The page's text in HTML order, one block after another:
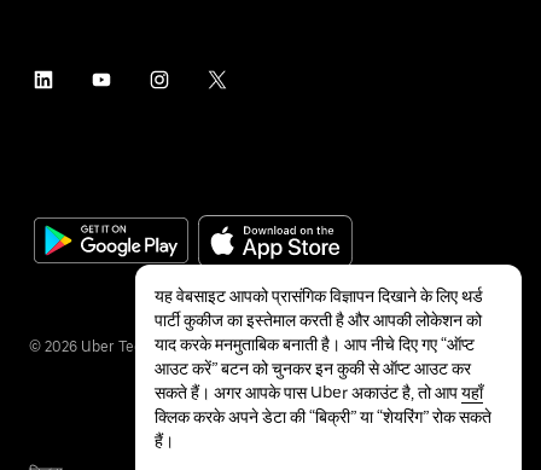
© 2026 Uber Technologies Inc.
यह वेबसाइट आपको प्रासंगिक विज्ञापन दिखाने के लिए थर्ड
पार्टी कुकीज का इस्तेमाल करती है और आपकी लोकेशन को
याद करके मनमुताबिक बनाती है। आप नीचे दिए गए “ऑप्ट
आउट करें” बटन को चुनकर इन कुकी से ऑप्ट आउट कर
सकते हैं। अगर आपके पास Uber अकाउंट है, तो आपयहाँ
क्लिक करके अपने डेटा की “बिक्री” या “शेयरिंग” रोक सकते
हैं।